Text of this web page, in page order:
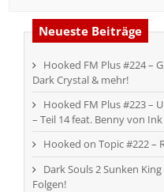
Neueste Beiträge
Hooked FM Plus #224 –
Dark Crystal & mehr!
Hooked FM Plus #223 –
– Teil 14 feat. Benny von
Hooked on Topic #222 –
Dark Souls 2 Sunken
Folgen!